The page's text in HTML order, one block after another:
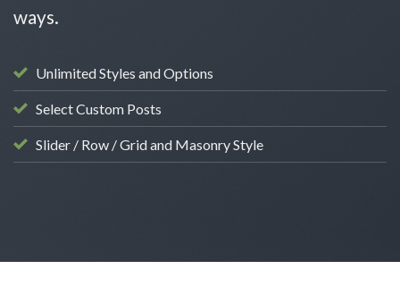
ways.
Unlimited Styles and Options
Select Custom Posts
Slider / Row / Grid and Masonry Style